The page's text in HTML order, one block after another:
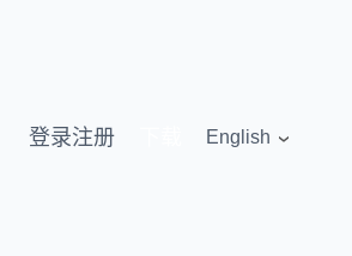
登录注册 English